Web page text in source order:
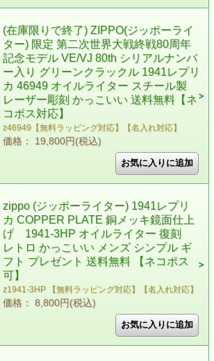
(在庫限りで終了) ZIPPO(ジッポーライ
ター) 限定 第二次世界大戦終戦80周年
記念モデル VE/VJ 80th シリアルナンバ
ー入り グリーンクラックル 1941レプリ
カ 46949 オイルライター スチール製
レーザー彫刻 かっこいい 送料無料【ネ
コポス対応】
z46949【無料ラッピング対応】【名入れ対応】
価格： 19,800円(税込)
zippo (ジッポーライター) 1941レプリ
カ COPPER PLATE 銅メッキ鏡面仕上
げ 1941-3HP オイルライター 復刻
レトロ かっこいい メンズ シンプル ギ
フト プレゼント 送料無料 【ネコポス
可】
z1941-3HP 【無料ラッピング対応】【名入れ対応】
価格： 8,800円(税込)